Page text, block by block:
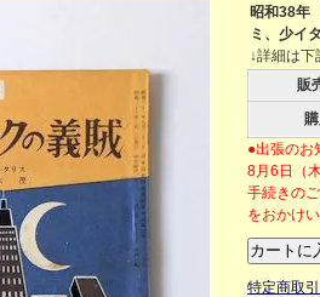
昭和38
ミ、少イ
↓詳細は
販
●出張のお
8月6日（
手続きの
をおかけ
特定商取